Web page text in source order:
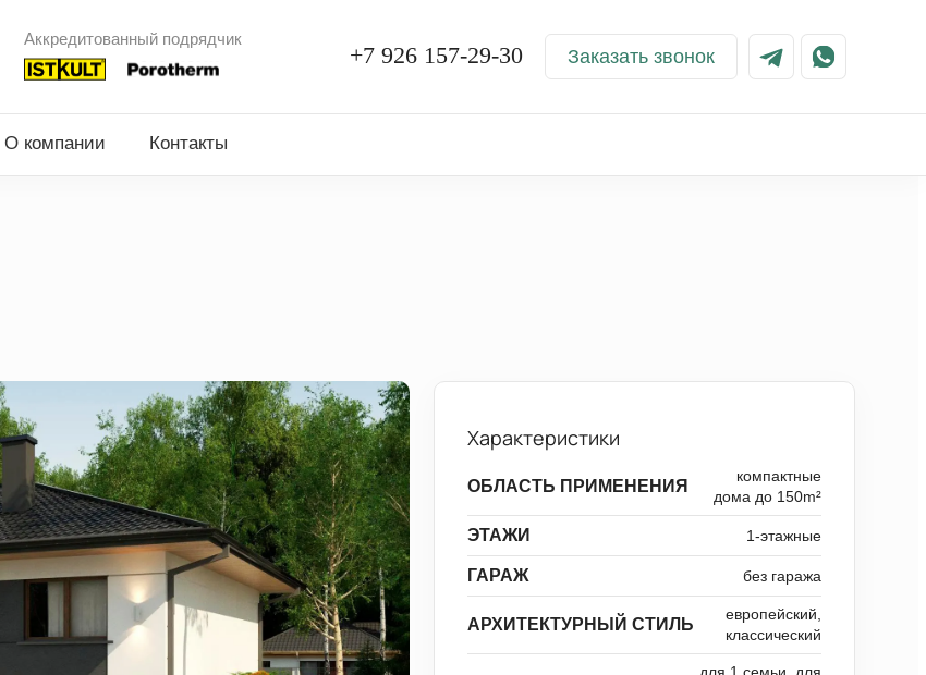
Аккредитованный подрядчик
+7 926 157-29-30 Заказать звонок
О компании Контакты
Характеристики
ОБЛАСТЬ ПРИМЕНЕНИЯ
компактные
дома до 150m²
ЭТАЖИ 1-этажные
ГАРАЖ без гаража
АРХИТЕКТУРНЫЙ СТИЛЬ
европейский,
классический